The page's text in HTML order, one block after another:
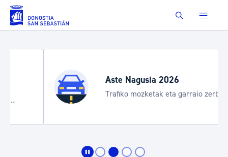
Eduki nagusira joan Buscar
Aste Nagusia 2026
Trafiko mozketak eta garraio zerbitzu
bereziak